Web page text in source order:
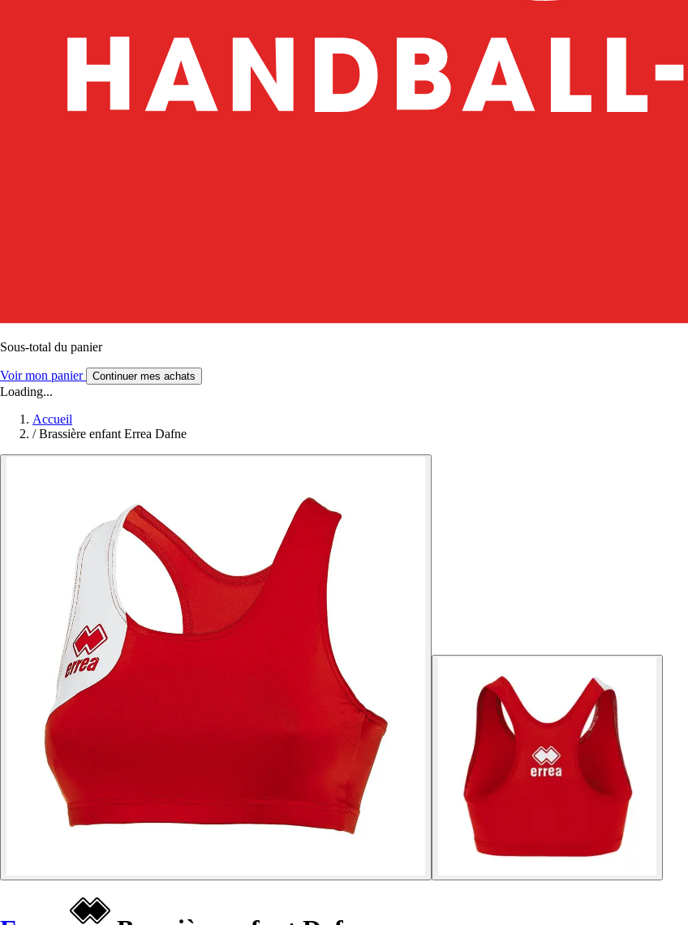
Sous-total du panier
Voir mon panier Continuer mes achats
Loading...
Accueil
/ Brassière enfant Errea Dafne